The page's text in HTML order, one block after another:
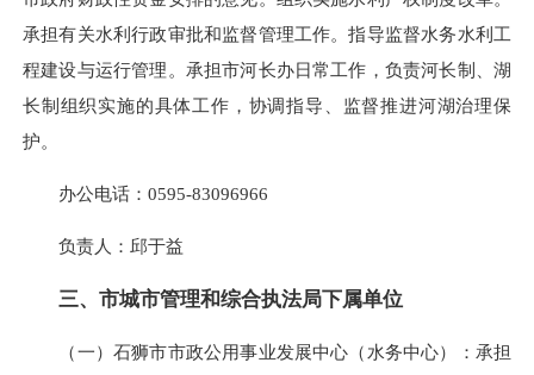
承担有关水利行政审批和监督管理工作。指导监督水务水利工
程建设与运行管理。承担市河长办日常工作，负责河长制、湖
长制组织实施的具体工作，协调指导、监督推进河湖治理保
护。
办公电话： 0595-83096966
负责人：邱于益
三、市城市管理和综合执法局下属单位
（一） 石狮市市政公用事业发展中心（水务中心）： 承担